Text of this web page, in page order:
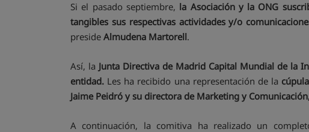
Si el pasado septiembre, la Asociación y la ONG
tangibles sus respectivas actividades y/o
preside Almudena Martorell.
Así, la Junta Directiva de Madrid Capital Mundial de la
entidad. Les ha recibido una representación de la
Jaime Peidró y su directora de Marketing y
A continuación, la comitiva ha realizado un